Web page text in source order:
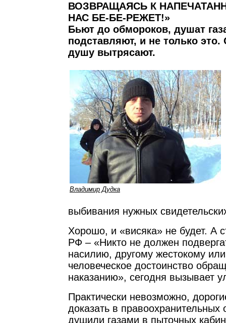
ВОЗВРАЩАЯСЬ К
НАС БЕ-БЕ-РЕЖЕТ!»
Бьют до обмороков, душат
подставляют, и не только
душу вытрясают.
Владимир Дудка
выбивания нужных
Хорошо, и «висяка» не будет. А
РФ – «Никто не должен
насилию, другому жестокому
человеческое достоинство
наказанию», сегодня вызывает
Практически невозможно,
доказать в правоохранительных
душили газами в пыточных